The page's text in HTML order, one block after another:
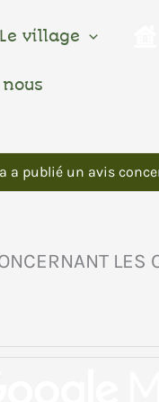
Le village
a publié un avis